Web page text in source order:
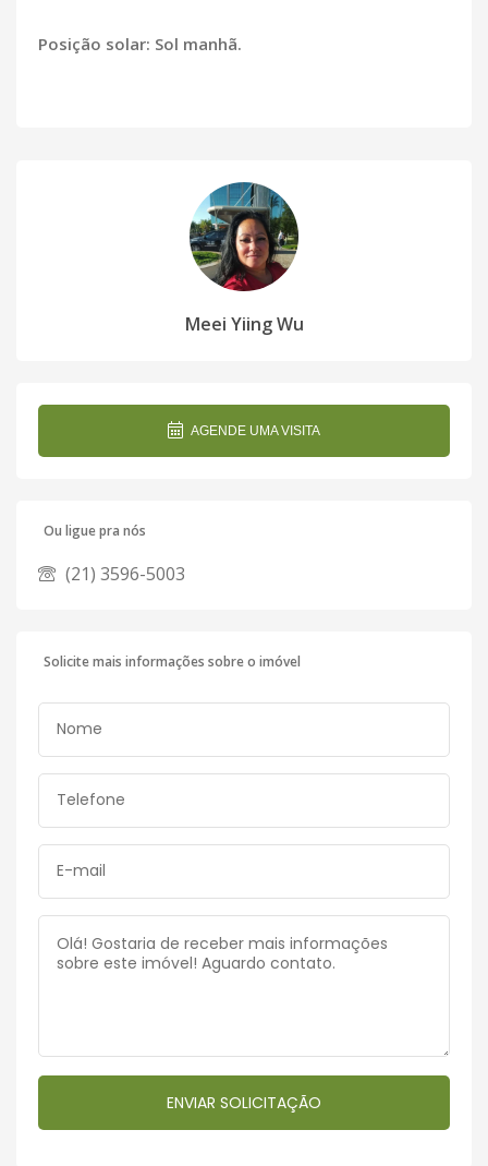
Posição solar: Sol manhã.
Meei Yiing Wu
AGENDE UMA VISITA
Ou ligue pra nós
(21) 3596-5003
Solicite mais informações sobre o imóvel